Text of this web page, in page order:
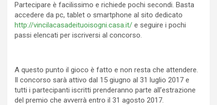
Partecipare è facilissimo e richiede pochi secondi. Basta
accedere da pc, tablet o smartphone al sito dedicato
http://vincilacasadeituoisogni.casa.it/ e seguire i pochi
passi elencati per iscriversi al concorso.
A questo punto il gioco è fatto e non resta che attendere.
Il concorso sarà attivo dal 15 giugno al 31 luglio 2017 e
tutti i partecipanti iscritti prenderanno parte all’estrazione
del premio che avverrà entro il 31 agosto 2017.